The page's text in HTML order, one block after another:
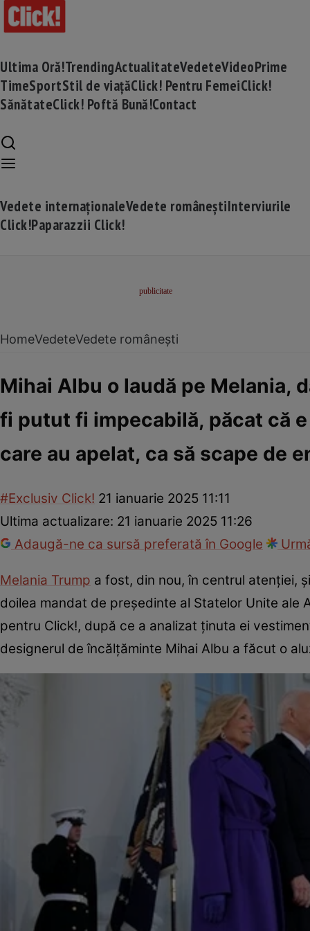
Ultima Oră!TrendingActualitateVedeteVideoPrime
TimeSportStil de viațăClick! Pentru FemeiClick!
SănătateClick! Poftă Bună!Contact
Vedete internaționaleVedete româneștiInterviurile
Click!Paparazzii Click!
HomeVedeteVedete românești
Mihai Albu o laudă pe Melania,
fi putut fi impecabilă, păcat că
care au apelat, ca să scape de
#Exclusiv Click! 21 ianuarie 2025 11:11
Ultima actualizare: 21 ianuarie 2025 11:26
Adaugă-ne ca sursă preferată în Google
Melania Trump a fost, din nou, în centrul atenției,
doilea mandat de președinte al Statelor Unite
pentru Click!, după ce a analizat ținuta ei
designerul de încălțăminte Mihai Albu a făcut o